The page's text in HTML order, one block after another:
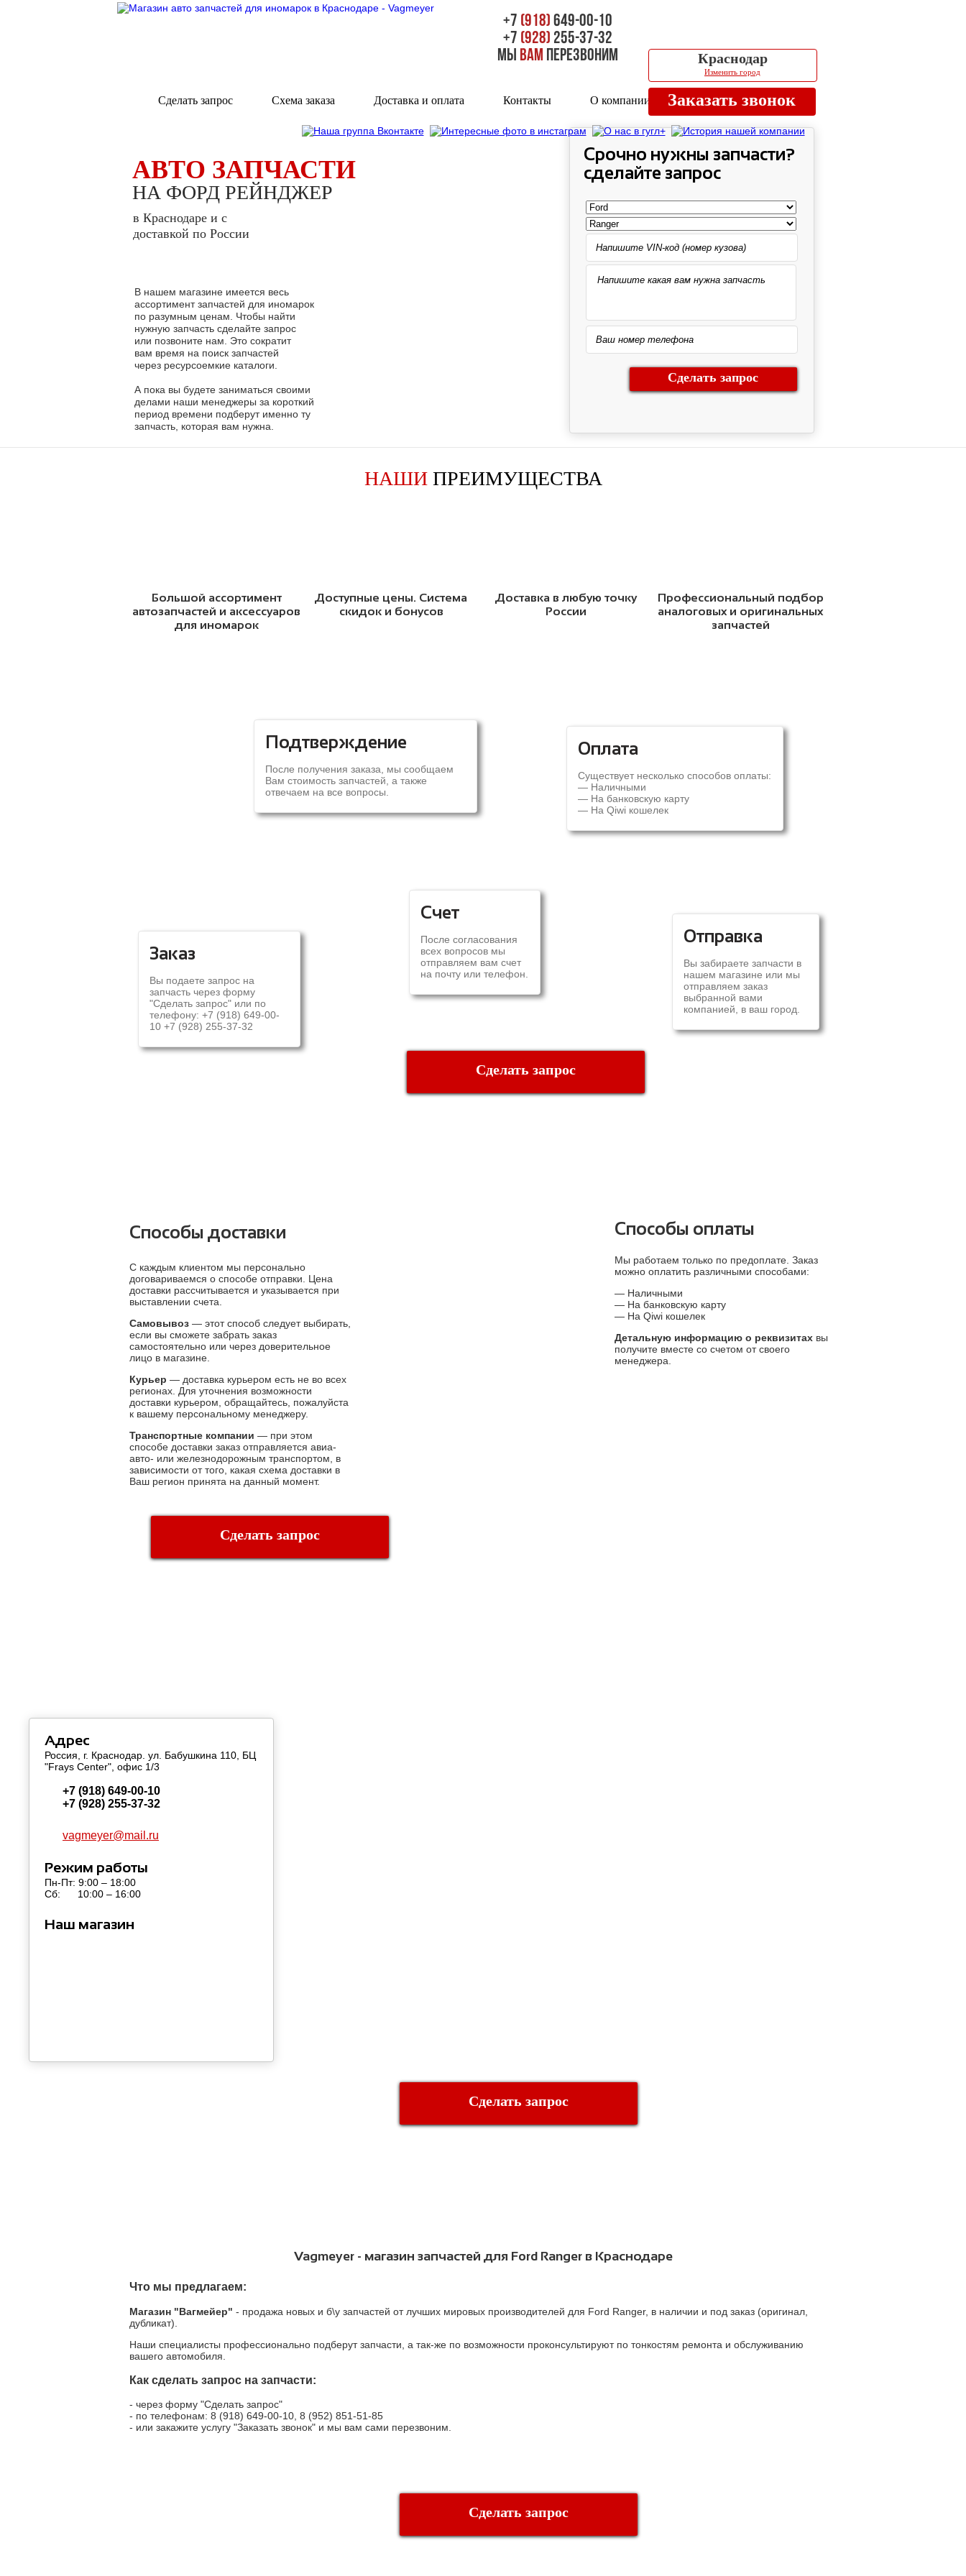
+7 (918) 649-00-10
+7 (928) 255-37-32
Мы вам перезвоним Краснодар
Изменить город
Заказать звонок
АВТО ЗАПЧАСТИ
НА ФОРД РЕЙНДЖЕР
в Краснодаре и с
доставкой по России
В нашем магазине имеется весь
ассортимент запчастей для иномарок
по разумным ценам. Чтобы найти
нужную запчасть сделайте запрос
или позвоните нам. Это сократит
вам время на поиск запчастей
через ресурсоемкие каталоги.
А пока вы будете заниматься своими
делами наши менеджеры за короткий
период времени подберут именно ту
запчасть, которая вам нужна.
Срочно нужны запчасти?
сделайте запрос
Сделать запрос
НАШИПРЕИМУЩЕСТВА
Большой ассортимент
автозапчастей и аксессуаров
для иномарок
Доступные цены. Система
скидок и бонусов
Доставка в любую точку
России
Профессиональный подбор
аналоговых и оригинальных
запчастей
Заказ
Вы подаете запрос на
запчасть через форму
"Сделать запрос" или по
телефону: +7 (918) 649-00-
10 +7 (928) 255-37-32
Подтверждение
После получения заказа, мы сообщаем
Вам стоимость запчастей, а также
отвечаем на все вопросы.
Счет
После согласования
всех вопросов мы
отправляем вам счет
на почту или телефон.
Оплата
Существует несколько способов оплаты:
— Наличными
— На банковскую карту
— На Qiwi кошелек
Отправка
Вы забираете запчасти в
нашем магазине или мы
отправляем заказ
выбранной вами
компанией, в ваш город.
Сделать запрос
Способы доставки
С каждым клиентом мы персонально
договариваемся о способе отправки. Цена
доставки рассчитывается и указывается при
выставлении счета.
Самовывоз— этот способ следует выбирать,
если вы сможете забрать заказ
самостоятельно или через доверительное
лицо в магазине.
Курьер — доставка курьером есть не во всех
регионах. Для уточнения возможности
доставки курьером, обращайтесь, пожалуйста
к вашему персональному менеджеру.
Транспортные компании — при этом
способе доставки заказ отправляется авиа-
авто- или железнодорожным транспортом, в
зависимости от того, какая схема доставки в
Ваш регион принята на данный момент.
Сделать запрос
Способы оплаты
Мы работаем только по предоплате. Заказ
можно оплатить различными способами:
— Наличными
— На банковскую карту
— На Qiwi кошелек
Детальную информацию о реквизитахвы
получите вместе со счетом от своего
менеджера.
Сделать запрос
Vagmeyer - магазин запчастей для Ford Ranger в Краснодаре
Что мы предлагаем:
Магазин "Вагмейер" - продажа новых и б\у запчастей от лучших мировых производителей для Ford Ranger, в наличии и под заказ (оригинал,
дубликат).
Наши специалисты профессионально подберут запчасти, а так-же по возможности проконсультируют по тонкостям ремонта и обслуживанию
вашего автомобиля.
Как сделать запрос на запчасти:
- через форму "Сделать запрос"
- по телефонам: 8 (918) 649-00-10, 8 (952) 851-51-85
- или закажите услугу "Заказать звонок" и мы вам сами перезвоним.
Сделать запрос
Адрес
Россия, г. Краснодар. ул. Бабушкина 110, БЦ
"Frays Center", офис 1/3
+7 (918) 649-00-10
+7 (928) 255-37-32
vagmeyer@mail.ru
Режим работы
Пн-Пт: 9:00 – 18:00
Сб: 10:00 – 16:00
Наш магазин
Сделать запрос Схема заказа Доставка и оплата Контакты О компании